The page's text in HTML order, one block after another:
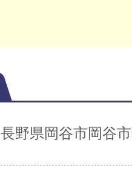
長野県岡谷市岡谷